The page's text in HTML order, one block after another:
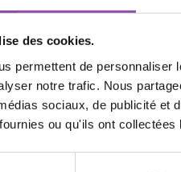
des cookies.
permettent de
notre trafic. Nous
sociaux, de publicité et
ou qu'ils ont
: les phénomènes
», mais de respecter ces
en les interprétant
dans sa Phénoménologie de
l’auteur déploie une
aussi fondatrices que